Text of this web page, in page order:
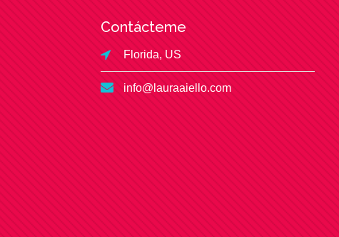
Contácteme
Florida, US
info@lauraaiello.com